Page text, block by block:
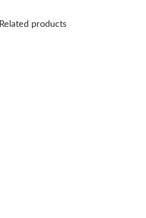
Related products